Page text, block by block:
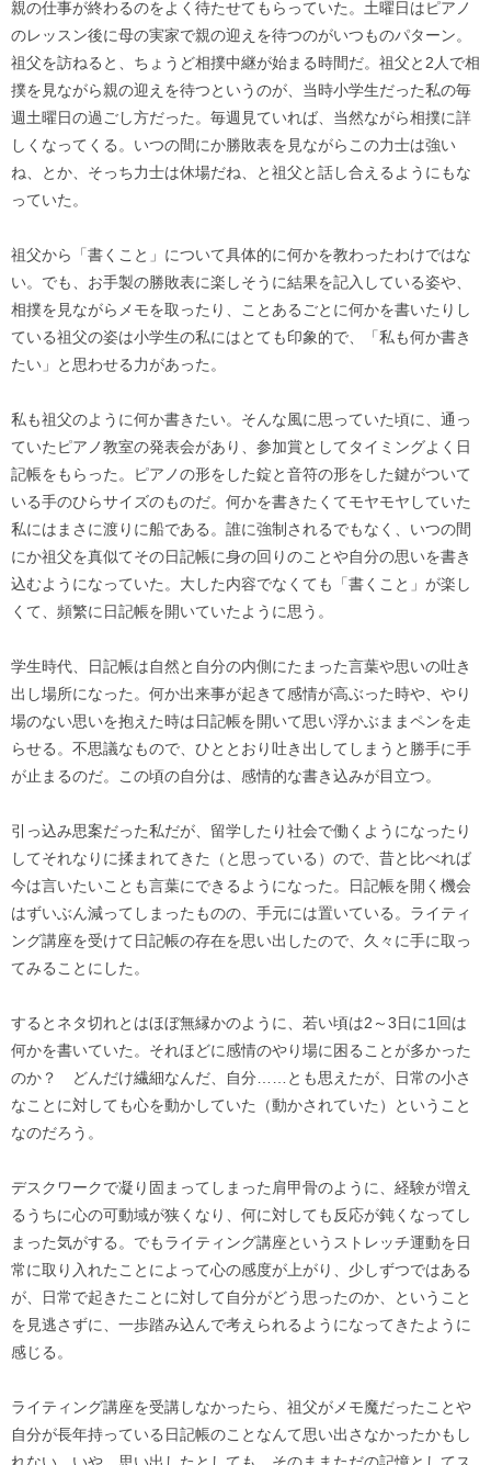
親の仕事が終わるのをよく待たせてもらっていた。土曜日はピアノ
のレッスン後に母の実家で親の迎えを待つのがいつものパターン。
祖父を訪ねると、ちょうど相撲中継が始まる時間だ。祖父と2人で相
撲を見ながら親の迎えを待つというのが、当時小学生だった私の毎
週土曜日の過ごし方だった。毎週見ていれば、当然ながら相撲に詳
しくなってくる。いつの間にか勝敗表を見ながらこの力士は強い
ね、とか、そっち力士は休場だね、と祖父と話し合えるようにもな
っていた。
祖父から「書くこと」について具体的に何かを教わったわけではな
い。でも、お手製の勝敗表に楽しそうに結果を記入している姿や、
相撲を見ながらメモを取ったり、ことあるごとに何かを書いたりし
ている祖父の姿は小学生の私にはとても印象的で、「私も何か書き
たい」と思わせる力があった。
私も祖父のように何か書きたい。そんな風に思っていた頃に、通っ
ていたピアノ教室の発表会があり、参加賞としてタイミングよく日
記帳をもらった。ピアノの形をした錠と音符の形をした鍵がついて
いる手のひらサイズのものだ。何かを書きたくてモヤモヤしていた
私にはまさに渡りに船である。誰に強制されるでもなく、いつの間
にか祖父を真似てその日記帳に身の回りのことや自分の思いを書き
込むようになっていた。大した内容でなくても「書くこと」が楽し
くて、頻繁に日記帳を開いていたように思う。
学生時代、日記帳は自然と自分の内側にたまった言葉や思いの吐き
出し場所になった。何か出来事が起きて感情が高ぶった時や、やり
場のない思いを抱えた時は日記帳を開いて思い浮かぶままペンを走
らせる。不思議なもので、ひととおり吐き出してしまうと勝手に手
が止まるのだ。この頃の自分は、感情的な書き込みが目立つ。
引っ込み思案だった私だが、留学したり社会で働くようになったり
してそれなりに揉まれてきた（と思っている）ので、昔と比べれば
今は言いたいことも言葉にできるようになった。日記帳を開く機会
はずいぶん減ってしまったものの、手元には置いている。ライティ
ング講座を受けて日記帳の存在を思い出したので、久々に手に取っ
てみることにした。
するとネタ切れとはほぼ無縁かのように、若い頃は2～3日に1回は
何かを書いていた。それほどに感情のやり場に困ることが多かった
のか？ どんだけ繊細なんだ、自分……とも思えたが、日常の小さ
なことに対しても心を動かしていた（動かされていた）ということ
なのだろう。
デスクワークで凝り固まってしまった肩甲骨のように、経験が増え
るうちに心の可動域が狭くなり、何に対しても反応が鈍くなってし
まった気がする。でもライティング講座というストレッチ運動を日
常に取り入れたことによって心の感度が上がり、少しずつではある
が、日常で起きたことに対して自分がどう思ったのか、ということ
を見逃さずに、一歩踏み込んで考えられるようになってきたように
感じる。
ライティング講座を受講しなかったら、祖父がメモ魔だったことや
自分が長年持っている日記帳のことなんて思い出さなかったかもし